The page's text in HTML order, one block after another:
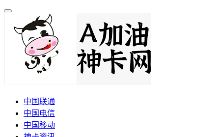
中国联通
中国电信
中国移动